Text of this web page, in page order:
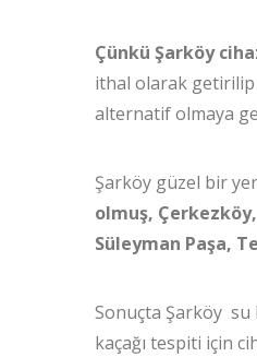
Çünkü Şarköy
ithal olarak getirilip
alternatif olmaya
Şarköy güzel bir
olmuş,
Süleyman Paşa,
Sonuçta Şarköy su
kaçağı tespiti için